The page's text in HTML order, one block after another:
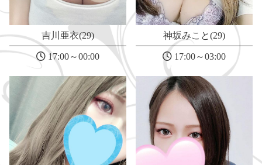
吉川亜衣(29)
17:00～00:00
神坂みこと(29)
17:00～03:00